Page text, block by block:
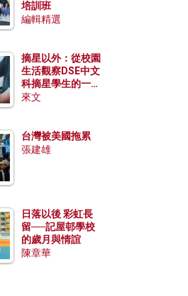
培訓班
編輯精選
摘星以外：從校園
生活觀察DSE中文
科摘星學生的一點
特質
來文
台灣被美國拖累
張建雄
日落以後 彩虹長
留──記屋邨學校
的歲月與情誼
陳章華